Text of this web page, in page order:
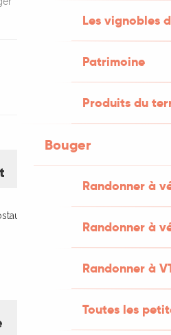
Les vignobles
Patrimoine
Produits du
Bouger
Randonner à
Randonner à
Randonner à
Toutes les